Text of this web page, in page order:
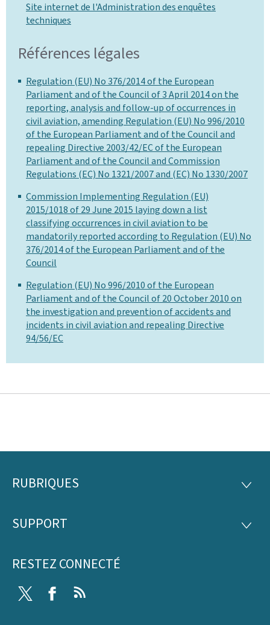
Site internet de l'Administration des enquêtes
techniques
Références légales
Regulation (EU) No 376/2014 of the European
Parliament and of the Council of 3 April 2014 on the
reporting, analysis and follow-up of occurrences in
civil aviation, amending Regulation (EU) No 996/2010
of the European Parliament and of the Council and
repealing Directive 2003/42/EC of the European
Parliament and of the Council and Commission
Regulations (EC) No 1321/2007 and (EC) No 1330/2007
Commission Implementing Regulation (EU)
2015/1018 of 29 June 2015 laying down a list
classifying occurrences in civil aviation to be
mandatorily reported according to Regulation (EU) No
376/2014 of the European Parliament and of the
Council
Regulation (EU) No 996/2010 of the European
Parliament and of the Council of 20 October 2010 on
the investigation and prevention of accidents and
incidents in civil aviation and repealing Directive
94/56/EC
Pied
page
RUBRIQUES
SUPPORT
RESTEZ CONNECTÉ
Twitter Facebook